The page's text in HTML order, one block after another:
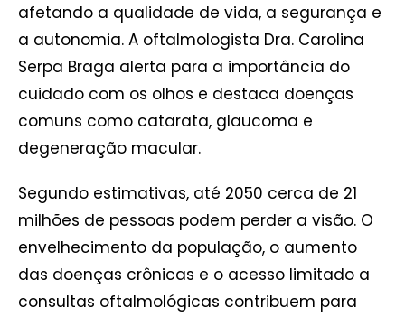
afetando a qualidade de vida, a segurança e
a autonomia. A oftalmologista Dra. Carolina
Serpa Braga alerta para a importância do
cuidado com os olhos e destaca doenças
comuns como catarata, glaucoma e
degeneração macular.
Segundo estimativas, até 2050 cerca de 21
milhões de pessoas podem perder a visão. O
envelhecimento da população, o aumento
das doenças crônicas e o acesso limitado a
consultas oftalmológicas contribuem para